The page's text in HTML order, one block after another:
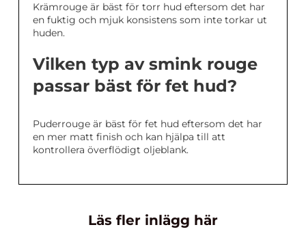
Krämrouge är bäst för torr hud eftersom det har
en fuktig och mjuk konsistens som inte torkar ut
huden.
Vilken typ av smink rouge
passar bäst för fet hud?
Puderrouge är bäst för fet hud eftersom det har
en mer matt finish och kan hjälpa till att
kontrollera överflödigt oljeblank.
Läs fler inlägg här